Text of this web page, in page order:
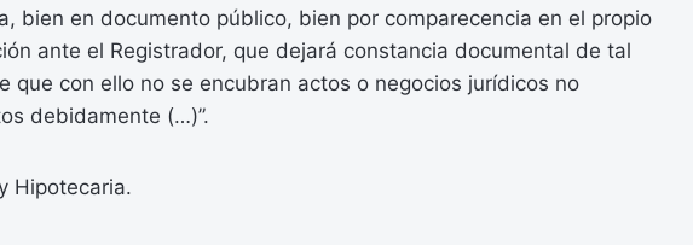
bien en documento público, bien por comparecencia en el propio
ante el Registrador, que dejará constancia documental de tal
que con ello no se encubran actos o negocios jurídicos no
debidamente (…)”.
Hipotecaria.